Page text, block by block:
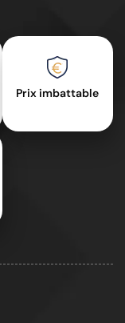
Prix imbattable